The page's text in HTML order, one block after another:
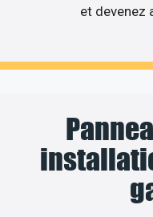
et devenez